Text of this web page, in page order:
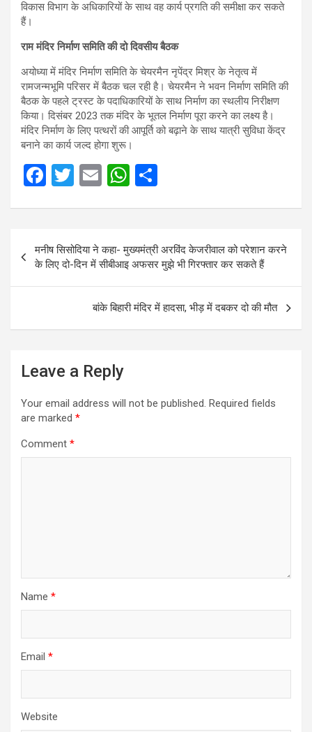
विकास विभाग के अधिकारियों के साथ वह कार्य प्रगति की समीक्षा कर सकते
हैं।
राम मंदिर निर्माण समिति की दो दिवसीय बैठक
अयोध्या में मंदिर निर्माण समिति के चेयरमैन नृपेंद्र मिश्र के नेतृत्व में
रामजन्मभूमि परिसर में बैठक चल रही है। चेयरमैन ने भवन निर्माण समिति की
बैठक के पहले ट्रस्ट के पदाधिकारियों के साथ निर्माण का स्थलीय निरीक्षण
किया। दिसंबर 2023 तक मंदिर के भूतल निर्माण पूरा करने का लक्ष्य है।
मंदिर निर्माण के लिए पत्थरों की आपूर्ति को बढ़ाने के साथ यात्री सुविधा केंद्र
बनाने का कार्य जल्द होगा शुरू।
F
b
o
o
T
er
E
W
s
A
p
p
e
Post
navigation
मनीष सिसोदिया ने कहा- मुख्यमंत्री अरविंद केजरीवाल को परेशान करने
के लिए दो-दिन में सीबीआइ अफसर मुझे भी गिरफ्तार कर सकते हैं
बांके बिहारी मंदिर में हादसा, भीड़ में दबकर दो की मौत
Leave a Reply
Your email address will not be published. Required fields
are marked *
Comment *
Name *
Email *
Website